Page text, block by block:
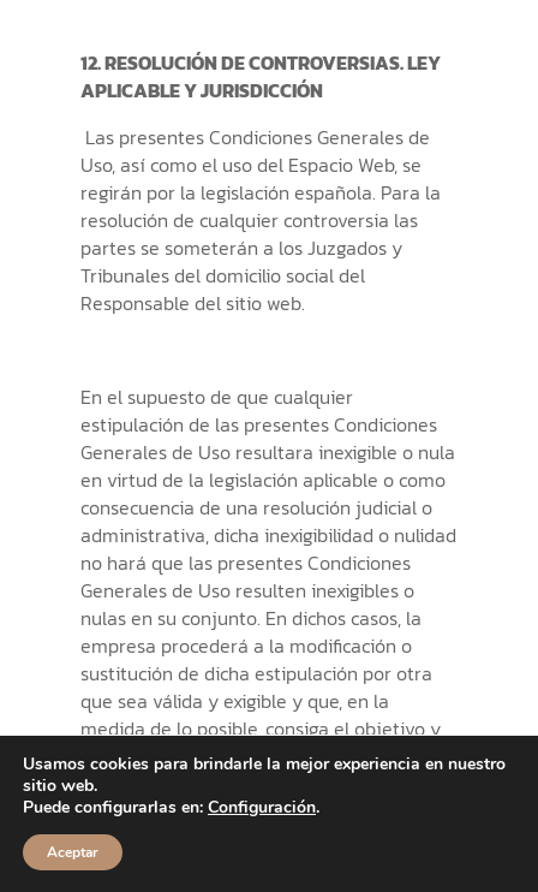
12. RESOLUCIÓN DE CONTROVERSIAS. LEY
APLICABLE Y JURISDICCIÓN
Las presentes Condiciones Generales de
Uso, así como el uso del Espacio Web, se
regirán por la legislación española. Para la
resolución de cualquier controversia las
partes se someterán a los Juzgados y
Tribunales del domicilio social del
Responsable del sitio web.
En el supuesto de que cualquier
estipulación de las presentes Condiciones
Generales de Uso resultara inexigible o nula
en virtud de la legislación aplicable o como
consecuencia de una resolución judicial o
administrativa, dicha inexigibilidad o nulidad
no hará que las presentes Condiciones
Generales de Uso resulten inexigibles o
nulas en su conjunto. En dichos casos, la
empresa procederá a la modificación o
sustitución de dicha estipulación por otra
que sea válida y exigible y que, en la
medida de lo posible, consiga el objetivo y
pretensión reflejados en la estipulación
original.
Usamos cookies para brindarle la mejor experiencia en nuestro
sitio web.
Puede configurarlas en: Configuración.
Aceptar